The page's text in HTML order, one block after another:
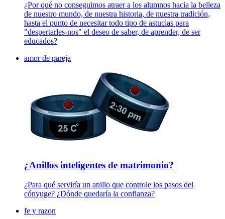
¿Por qué no conseguimos atraer a los alumnos hacia la belleza
de nuestro mundo, de nuestra historia, de nuestra tradición,
hasta el punto de necesitar todo tipo de astucias para
"despertarles-nos" el deseo de saber, de aprender, de ser
educados?
amor de pareja
¿Anillos inteligentes de matrimonio?
¿Para qué serviría un anillo que controle los pasos del
cónyuge? ¿Dónde quedaría la confianza?
fe y razon